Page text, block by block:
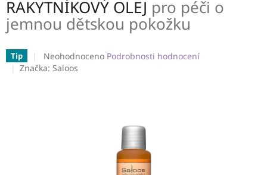
RAKYTNÍKOVÝ OLEJ pro péči o
jemnou dětskou pokožku
Tip
Průměrné
hodnocení
Neohodnoceno Podrobnosti hodnocení
Značka: Saloos